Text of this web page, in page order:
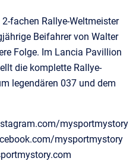
fachen Rallye-Weltmeister
Beifahrer von Walter
Folge. Im Lancia Pavillion
die komplette Rallye-
legendären 037 und dem
mysportmystory
mysportmystory